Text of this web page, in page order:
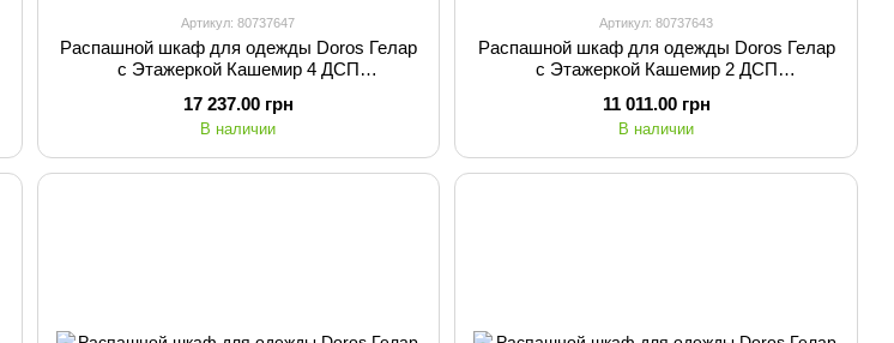
Артикул: 80737647
Распашной шкаф для одежды Doros Гелар
с Этажеркой Кашемир 4 ДСП
17 237.00 грн
В наличии
Артикул: 80737643
Распашной шкаф для одежды Doros Гелар
с Этажеркой Кашемир 2 ДСП
11 011.00 грн
В наличии